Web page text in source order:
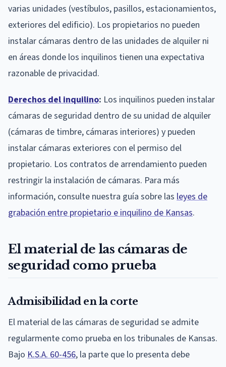
varias unidades (vestíbulos, pasillos, estacionamientos,
exteriores del edificio). Los propietarios no pueden
instalar cámaras dentro de las unidades de alquiler ni
en áreas donde los inquilinos tienen una expectativa
razonable de privacidad.
Derechos del inquilino: Los inquilinos pueden instalar
cámaras de seguridad dentro de su unidad de alquiler
(cámaras de timbre, cámaras interiores) y pueden
instalar cámaras exteriores con el permiso del
propietario. Los contratos de arrendamiento pueden
restringir la instalación de cámaras. Para más
información, consulte nuestra guía sobre las leyes de
grabación entre propietario e inquilino de Kansas.
El material de las cámaras de
seguridad como prueba
Admisibilidad en la corte
El material de las cámaras de seguridad se admite
regularmente como prueba en los tribunales de Kansas.
Bajo K.S.A. 60-456, la parte que lo presenta debe